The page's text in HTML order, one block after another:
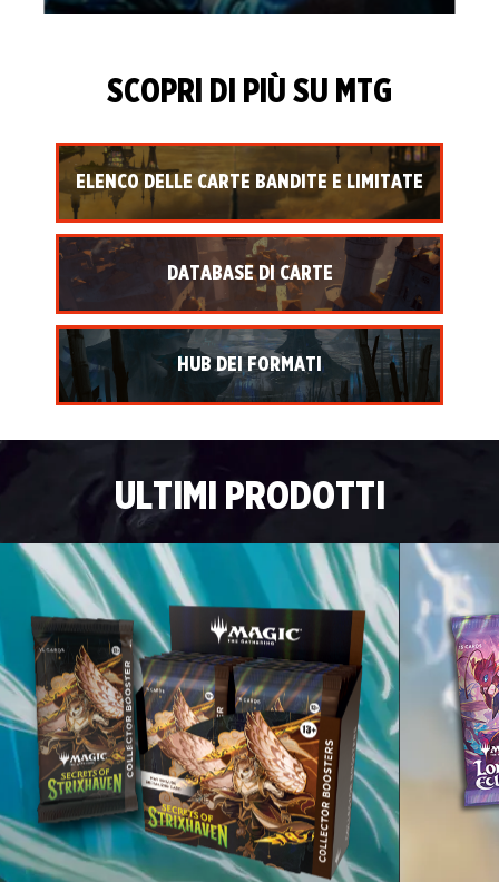
SCOPRI DI PIÙ SU MTG
ELENCO DELLE CARTE BANDITE E LIMITATE
DATABASE DI CARTE
HUB DEI FORMATI
ULTIMI PRODOTTI